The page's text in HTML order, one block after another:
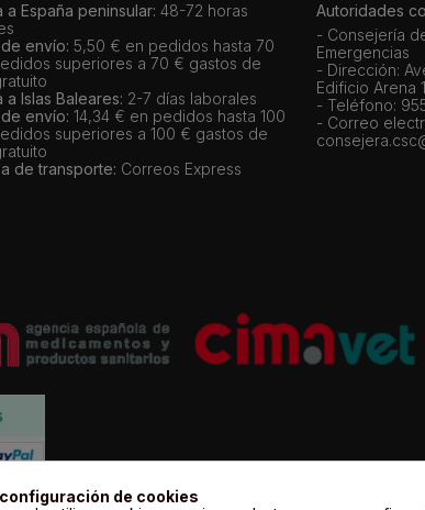
a España peninsular: 48-72 horas
envío: 5,50 € en pedidos hasta 70
superiores a 70 € gastos de
a Islas Baleares: 2-7 días laborales
envío: 14,34 € en pedidos hasta 100
superiores a 100 € gastos de
de transporte: Correos Express
Autoridades
- Consejería
Emergencias
- Dirección:
Edificio Arena
- Teléfono:
- Correo
son propiedad legal de sus propietarios y sólo
de cookies